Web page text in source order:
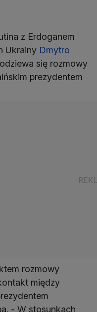
z Erdoganem
Ukrainy Dmytro
się rozmowy
prezydentem
rozmowy
między
- W stosunkach